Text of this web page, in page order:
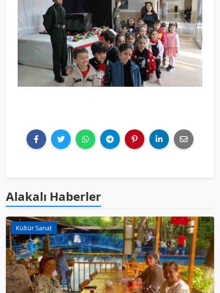
Alakalı Haberler
Kültür Sanat